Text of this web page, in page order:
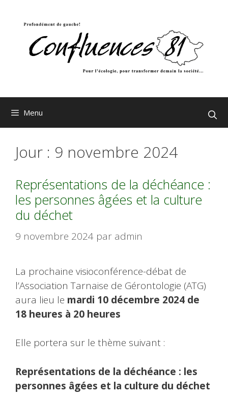
Menu
Jour : 9 novembre 2024
Représentations de la déchéance :
les personnes âgées et la culture
du déchet
9 novembre 2024 par admin
La prochaine visioconférence-débat de
l’Association Tarnaise de Gérontologie (ATG)
aura lieu le mardi 10 décembre 2024 de
18 heures à 20 heures
Elle portera sur le thème suivant :
Représentations de la déchéance : les
personnes âgées et la culture du déchet